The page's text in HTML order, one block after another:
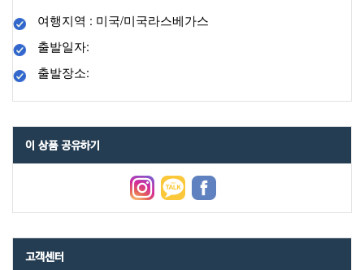
여행지역 : 미국/미국라스베가스
출발일자:
출발장소:
이 상품 공유하기
고객센터